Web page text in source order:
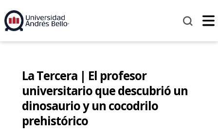
La Tercera | El profesor
universitario que descubrió un
dinosaurio y un cocodrilo
prehistórico